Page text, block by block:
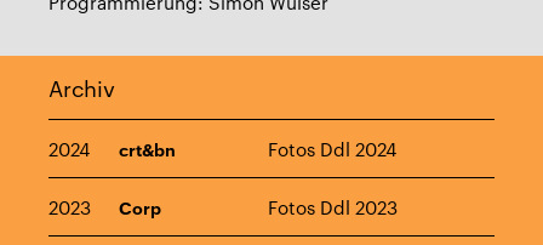
Archiv
2024 crt&bn Fotos Ddl 2024
2023 Corp Fotos Ddl 2023